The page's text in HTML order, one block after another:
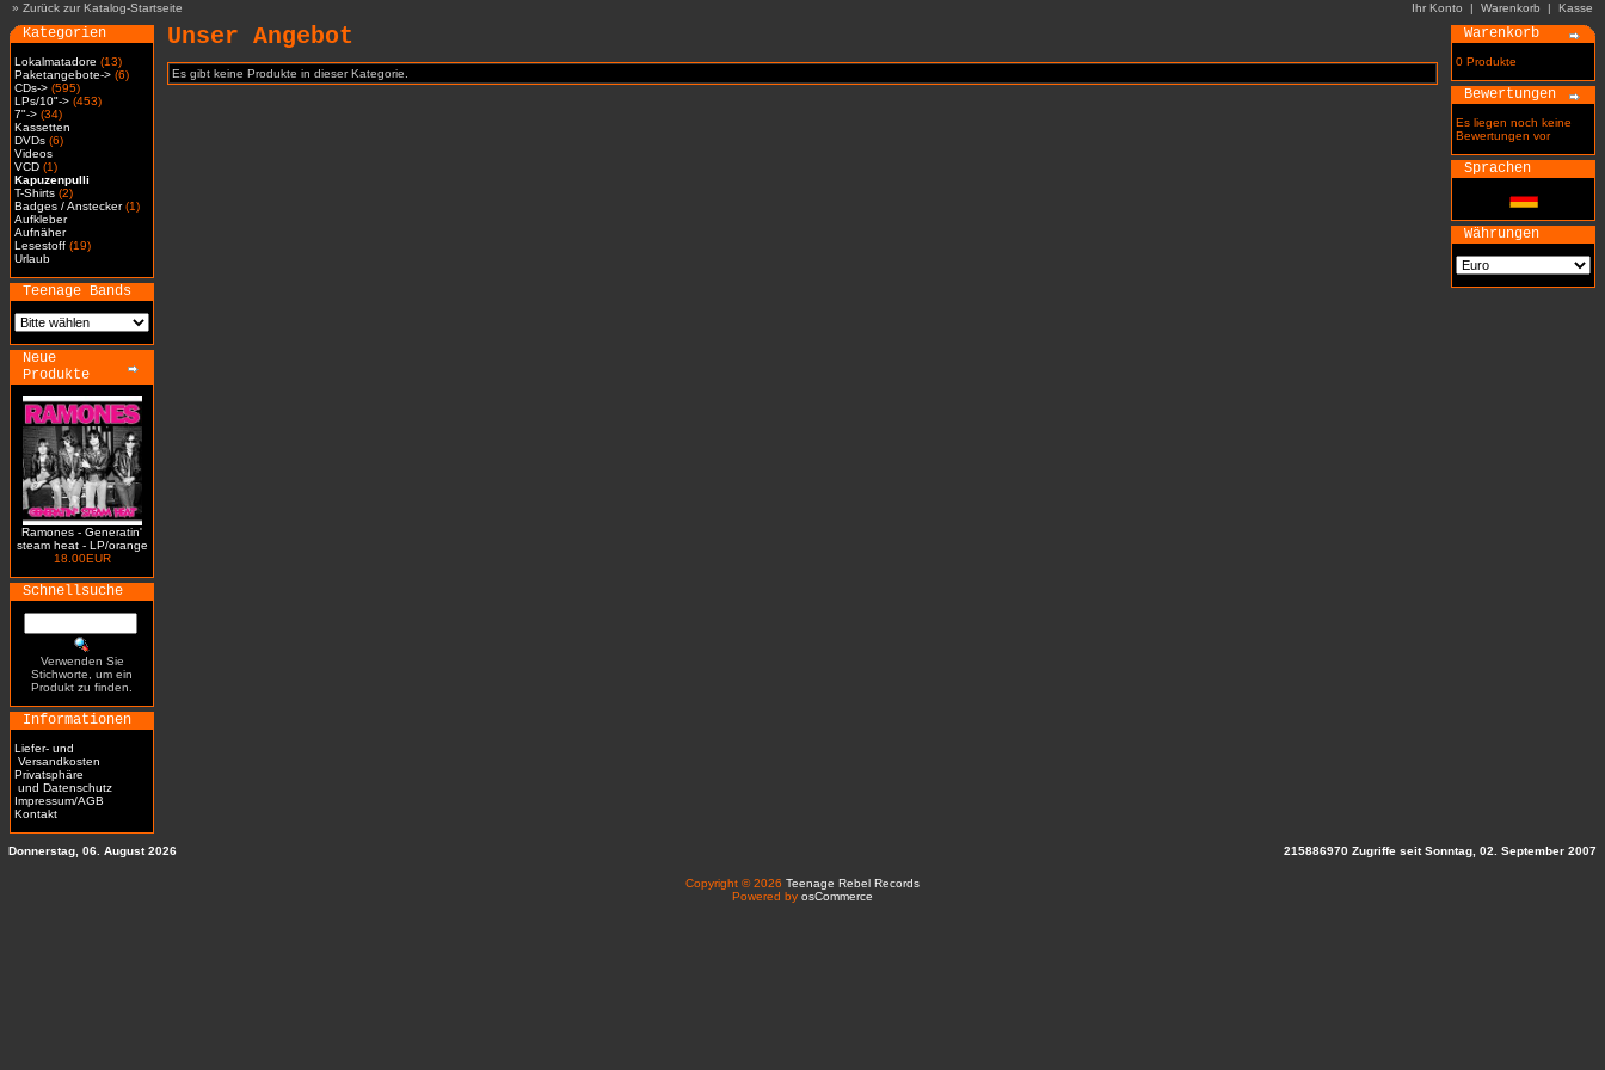
» Zurück zur Katalog-Startseite Ihr Konto | Warenkorb | Kasse
Kategorien
Lokalmatadore (13)
Paketangebote-> (6)
CDs-> (595)
LPs/10"-> (453)
7"-> (34)
Kassetten
DVDs (6)
Videos
VCD (1)
Kapuzenpulli
T-Shirts (2)
Badges / Anstecker(1)
Aufkleber
Aufnäher
Lesestoff (19)
Urlaub
Teenage Bands
Neue
Produkte
Ramones - Generatin'
steam heat - LP/orange
18.00EUR
Schnellsuche
Verwenden Sie
Stichworte, um ein
Produkt zu finden.
Informationen
Liefer- und
Versandkosten
Privatsphäre
und Datenschutz
Impressum/AGB
Kontakt
Unser Angebot
Es gibt keine Produkte in dieser Kategorie.
Warenkorb
0 Produkte
Bewertungen
Es liegen noch keine
Bewertungen vor
Sprachen
Währungen
Donnerstag, 06. August 2026 215886970 Zugriffe seit Sonntag, 02. September 2007
Copyright © 2026 Teenage Rebel Records
Powered by osCommerce